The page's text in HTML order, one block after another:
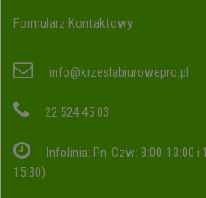
Formularz Kontaktowy
info@krzeslabiurowepro.pl
22 524 45 03
Infolinia: Pn-Czw: 8:00-13:00 i
15:30)